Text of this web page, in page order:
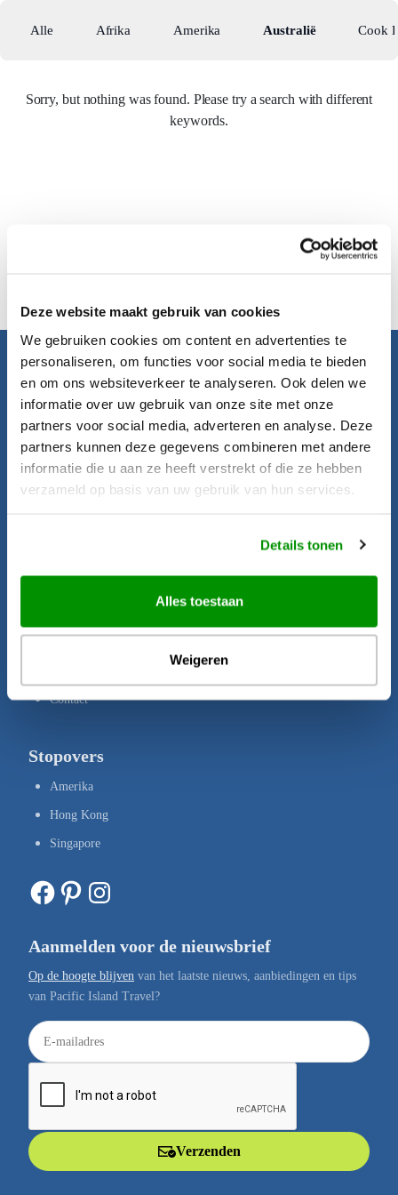
Deze website maakt gebruik van cookies
We gebruiken cookies om content en advertenties te
personaliseren, om functies voor social media te bieden
en om ons websiteverkeer te analyseren. Ook delen we
informatie over uw gebruik van onze site met onze
partners voor social media, adverteren en analyse. Deze
partners kunnen deze gegevens combineren met andere
informatie die u aan ze heeft verstrekt of die ze hebben
verzameld op basis van uw gebruik van hun services.
Details tonen
Alles toestaan
Weigeren
Alle Afrika Amerika Australië Cook
Sorry, but nothing was found. Please try a search with different
keywords.
Pacific Island Travel
Startpagina
Aanbiedingen
Bestemmingen
Brochures
Contact
Stopovers
Amerika
Hong Kong
Singapore
Facebook Pinterest Instagram
Aanmelden voor de nieuwsbrief
Op de hoogte blijven van het laatste nieuws, aanbiedingen en tips
van Pacific Island Travel?
E
-
a
Verzenden